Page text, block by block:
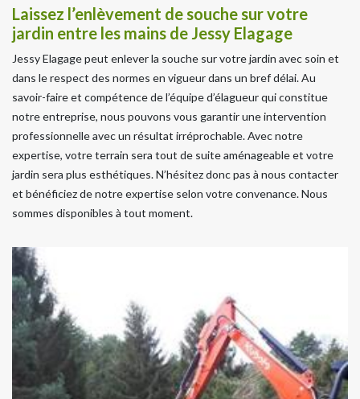
Laissez l’enlèvement de souche sur votre
jardin entre les mains de Jessy Elagage
Jessy Elagage peut enlever la souche sur votre jardin avec soin et
dans le respect des normes en vigueur dans un bref délai. Au
savoir-faire et compétence de l’équipe d’élagueur qui constitue
notre entreprise, nous pouvons vous garantir une intervention
professionnelle avec un résultat irréprochable. Avec notre
expertise, votre terrain sera tout de suite aménageable et votre
jardin sera plus esthétiques. N’hésitez donc pas à nous contacter
et bénéficiez de notre expertise selon votre convenance. Nous
sommes disponibles à tout moment.